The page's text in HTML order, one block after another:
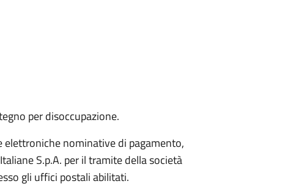
per disoccupazione.
nominative di pagamento,
S.p.A. per il tramite della società
gli uffici postali abilitati.